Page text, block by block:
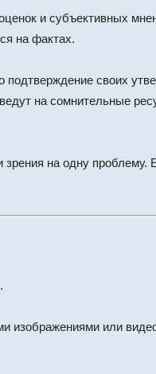
и субъективных
на фактах.
подтверждение своих
на сомнительные
на одну проблему.
изображениями или